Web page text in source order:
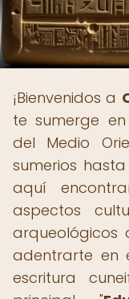
¡Bienvenidos a
te sumerge en
del Medio
sumerios
aquí
aspectos
arqueológicos
adentrarte en
escritura